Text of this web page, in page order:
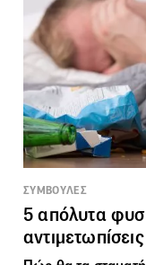
ΣΥΜΒΟΥΛΕΣ
5 απόλυτα